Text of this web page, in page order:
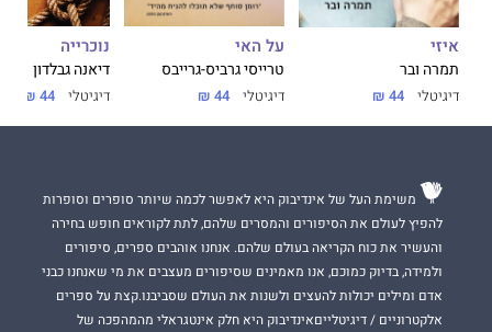
איזי
תמרה ובר
דיגיטלי 44 ₪
על האי
טרייסי גרביס-גרייבס
דיגיטלי 44 ₪
נוכרייה
דיאנה גבלדון
דיגיטלי 44 ₪
משימת העל של אינדיבוק היא לאפשר לכמה שיותר סופרים וסופרות
להפיץ לעולם את הסיפורים והמסרים שלהם, לתת לקוראים חופש בחירה
והעשיר את כוח הקריאה בעולם שלהם. אנחנו אוהבים ספרים, סיפורים
ולמידה, בדיוק כמוכם, אנו מאמינים שסיפורים מעצבים את מי שאנחנו כבני
אדם ומילים יכולות להעצים ולשנות את העולם שסביבנו.קצת על ספרים
אלקטרוניים / דיגיטלייםאינדיבוק היא חלק אינטגראלי מהמהפכה של